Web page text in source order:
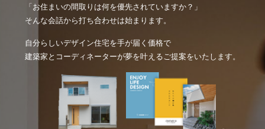
「お住まいの間取りは何を優先されていますか？」
そんな会話から打ち合わせは始まります。
自分らしいデザイン住宅を手が届く価格で
建築家とコーディネーターが夢を叶えるご提案をいたします。